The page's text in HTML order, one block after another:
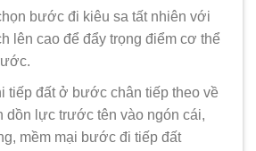
bước đi kiêu sa tất nhiên với
lên cao để đẩy trọng điểm cơ thể
tiếp đất ở bước chân tiếp theo về
dồn lực trước tên vào ngón cái,
mềm mại bước đi tiếp đất